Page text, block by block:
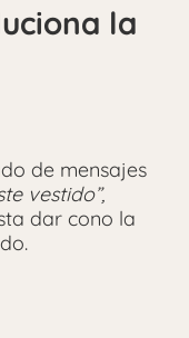
la
de mensajes
vestido”,
dar cono la